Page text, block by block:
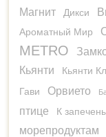
Магнит Дикси
Ароматный Мир
METRO
Кьянти
Кьянти
Гави Орвието
птице
К
морепродуктам